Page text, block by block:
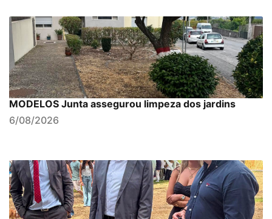
MODELOS Junta assegurou limpeza dos jardins
6/08/2026